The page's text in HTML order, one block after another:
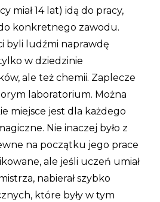
miał 14 lat) idą do pracy,
konkretnego zawodu.
byli ludźmi naprawdę
w dziedzinie
ale też chemii. Zaplecze
laboratorium. Można
miejsce jest dla każdego
Nie inaczej było z
na początku jego prace
ale jeśli uczeń umiał
nabierał szybko
które były w tym